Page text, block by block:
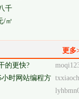
千
/㎡
更多
的更快?
时网站编程方